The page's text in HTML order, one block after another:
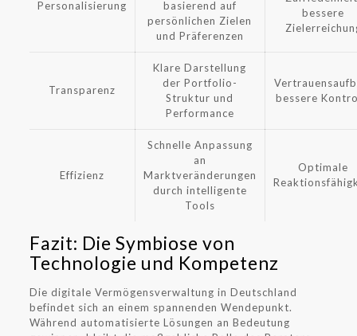
Personalisierung
basierend auf
persönlichen Zielen
und Präferenzen
bessere
Transparenz
Klare Darstellung
der Portfolio-
Struktur und
Performance
bessere
Effizienz
Schnelle Anpassung
an
Marktveränderungen
durch intelligente
Tools
Optimale
Fazit: Die Symbiose von
Technologie und Kompetenz
Die digitale Vermögensverwaltung in Deutschland
befindet sich an einem spannenden Wendepunkt.
Während automatisierte Lösungen an Bedeutung